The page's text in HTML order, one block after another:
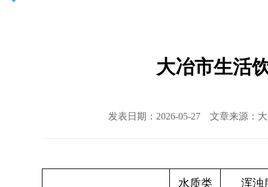
大冶市生活
发表日期：2026-05-27 文章来源：
水质类 浑浊